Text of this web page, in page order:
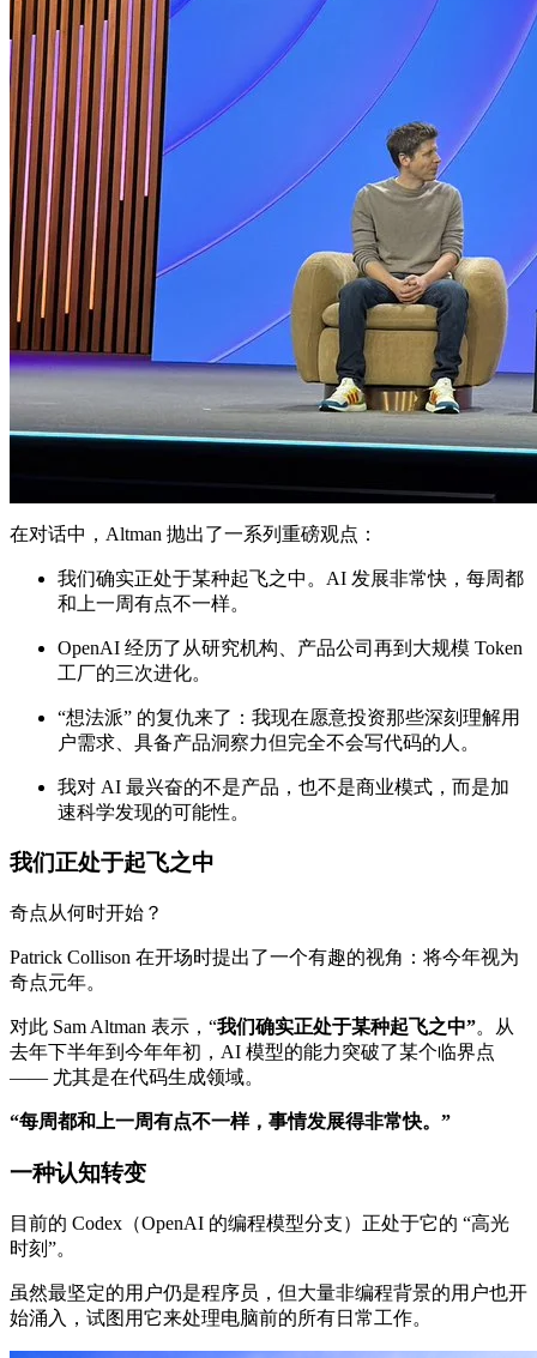
在对话中，Altman 抛出了一系列重磅观点：
我们确实正处于某种起飞之中。AI 发展非常快，每周都
和上一周有点不一样。
OpenAI 经历了从研究机构、产品公司再到大规模 Token
工厂的三次进化。
“想法派” 的复仇来了：我现在愿意投资那些深刻理解用
户需求、具备产品洞察力但完全不会写代码的人。
我对 AI 最兴奋的不是产品，也不是商业模式，而是加
速科学发现的可能性。
我们正处于起飞之中
奇点从何时开始？
Patrick Collison 在开场时提出了一个有趣的视角：将今年视为
奇点元年。
对此 Sam Altman 表示，“我们确实正处于某种起飞之中”。从
去年下半年到今年年初，AI 模型的能力突破了某个临界点
—— 尤其是在代码生成领域。
“每周都和上一周有点不一样，事情发展得非常快。”
一种认知转变
目前的 Codex（OpenAI 的编程模型分支）正处于它的 “高光
时刻”。
虽然最坚定的用户仍是程序员，但大量非编程背景的用户也开
始涌入，试图用它来处理电脑前的所有日常工作。